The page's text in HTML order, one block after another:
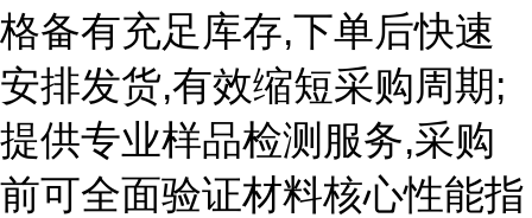
格备有充足库存,下单后快速
安排发货,有效缩短采购周期;
提供专业样品检测服务,采购
前可全面验证材料核心性能指